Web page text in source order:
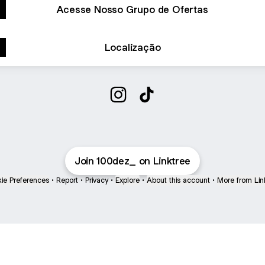
Acesse Nosso Grupo de Ofertas
Localização
Join 100dez_ on Linktree
Preferences • Report • Privacy • Explore • About this account • More from